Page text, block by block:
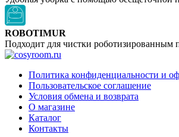
ROBOTIMUR
Подходит для чистки роботизированным
Политика конфиденциальности и
Пользовательское соглашение
Условия обмена и возврата
О магазине
Каталог
Контакты